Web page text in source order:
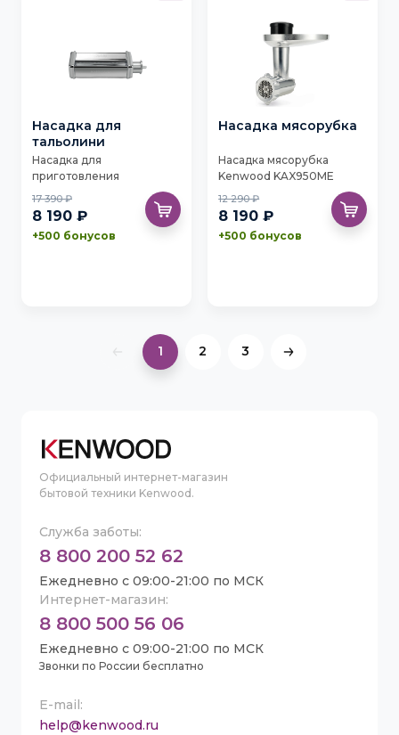
Насадка для
тальолини
Насадка для
приготовления
тальолини Kenwood
KAX982ME
17 390 ₽
8 190 ₽
+500 бонусов
Насадка мясорубка
Насадка мясорубка
Kenwood KAX950ME
12 290 ₽
8 190 ₽
+500 бонусов
1 2 3
Официальный интернет-магазин
бытовой техники Kenwood.
E-mail:
help@kenwood.ru
Служба заботы:
8 800 200 52 62
Ежедневно с 09:00-21:00 по МСК
Интернет-магазин:
8 800 500 56 06
Ежедневно с 09:00-21:00 по МСК
Звонки по России бесплатно